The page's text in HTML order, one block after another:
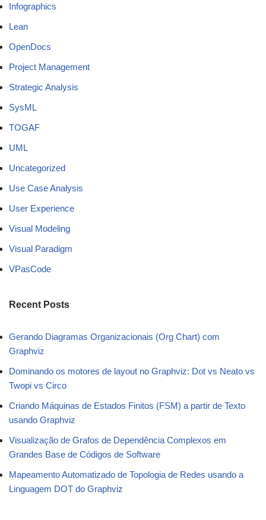
Infographics
Lean
OpenDocs
Project Management
Strategic Analysis
SysML
TOGAF
UML
Uncategorized
Use Case Analysis
User Experience
Visual Modeling
Visual Paradigm
VPasCode
Recent Posts
Gerando Diagramas Organizacionais (Org Chart) com
Graphviz
Dominando os motores de layout no Graphviz: Dot vs Neato vs
Twopi vs Circo
Criando Máquinas de Estados Finitos (FSM) a partir de Texto
usando Graphviz
Visualização de Grafos de Dependência Complexos em
Grandes Base de Códigos de Software
Mapeamento Automatizado de Topologia de Redes usando a
Linguagem DOT do Graphviz